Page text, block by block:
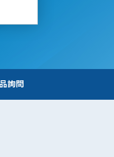
詢問